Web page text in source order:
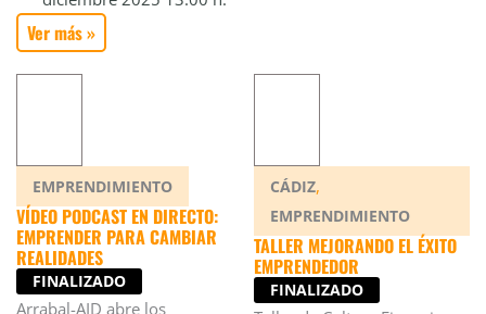
Ver más »
EMPRENDIMIENTO
VÍDEO PODCAST EN DIRECTO:
EMPRENDER PARA CAMBIAR
REALIDADES
FINALIZADO
Arrabal-AID abre los
CÁDIZ,
EMPRENDIMIENTO
TALLER MEJORANDO EL ÉXITO
EMPRENDEDOR
FINALIZADO